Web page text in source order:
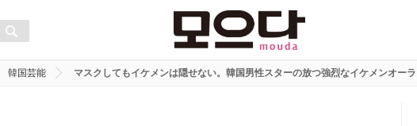
韓国芸能 マスクしてもイケメンは隠せない。韓国男性スターの放つ強烈なイケメンオー